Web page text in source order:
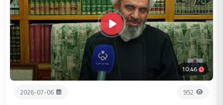
10:46
952
2026-07-06